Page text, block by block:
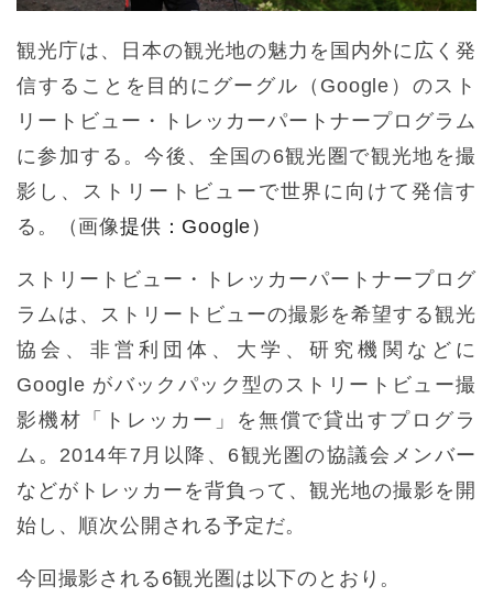
観光庁は、日本の観光地の魅力を国内外に広く発
信することを目的にグーグル（Google）のスト
リートビュー・トレッカーパートナープログラム
に参加する。今後、全国の6観光圏で観光地を撮
影し、ストリートビューで世界に向けて発信す
る。（画像提供：Google）
ストリートビュー・トレッカーパートナープログ
ラムは、ストリートビューの撮影を希望する観光
協会、非営利団体、大学、研究機関などに
Google がバックパック型のストリートビュー撮
影機材「トレッカー」を無償で貸出すプログラ
ム。2014年7月以降、6観光圏の協議会メンバー
などがトレッカーを背負って、観光地の撮影を開
始し、順次公開される予定だ。
今回撮影される6観光圏は以下のとおり。